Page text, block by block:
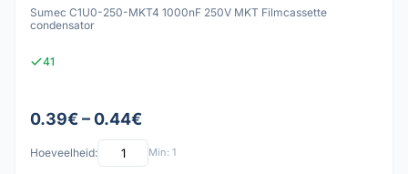
Sumec C1U0-250-MKT4 1000nF 250V MKT Filmcassette
condensator
41
0.39€ – 0.44€
Hoeveelheid: Min: 1